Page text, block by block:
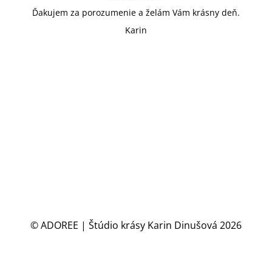
Ďakujem za porozumenie a želám Vám krásny deň.
Karin
© ADOREE | Štúdio krásy Karin Dinušová 2026